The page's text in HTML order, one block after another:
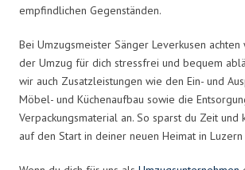
empfindlichen Gegenständen.
Bei Umzugsmeister Sänger Leverkusen achten
der Umzug für dich stressfrei und bequem
wir auch Zusatzleistungen wie den Ein- und
Möbel- und Küchenaufbau sowie die
Verpackungsmaterial an. So sparst du Zeit und
auf den Start in deiner neuen Heimat in